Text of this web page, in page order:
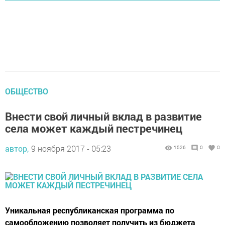
ОБЩЕСТВО
Внести свой личный вклад в развитие
села может каждый пестречинец
автор, 9 ноября 2017 - 05:23 1526 0 0
Уникальная республиканская программа по
самообложению позволяет получить из бюджета